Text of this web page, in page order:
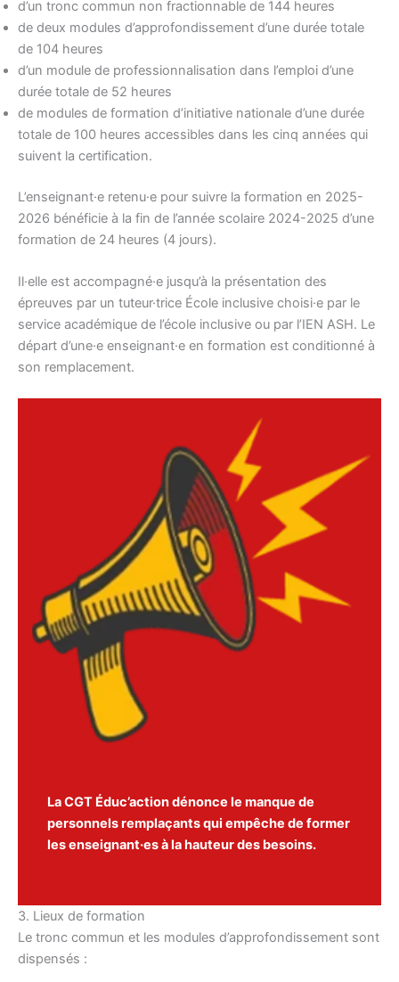
d’un tronc commun non fractionnable de 144 heures
de deux modules d’approfondissement d’une durée totale
de 104 heures
d’un module de professionnalisation dans l’emploi d’une
durée totale de 52 heures
de modules de formation d’initiative nationale d’une durée
totale de 100 heures accessibles dans les cinq années qui
suivent la certification.
L’enseignant·e retenu·e pour suivre la formation en 2025-
2026 bénéficie à la fin de l’année scolaire 2024-2025 d’une
formation de 24 heures (4 jours).
Il·elle est accompagné·e jusqu’à la présentation des
épreuves par un tuteur·trice École inclusive choisi·e par le
service académique de l’école inclusive ou par l’IEN ASH. Le
départ d’une·e enseignant·e en formation est conditionné à
son remplacement.
La CGT Éduc’action dénonce le manque de
personnels remplaçants qui empêche de former
les enseignant·es à la hauteur des besoins.
3. Lieux de formation
Le tronc commun et les modules d’approfondissement sont
dispensés :